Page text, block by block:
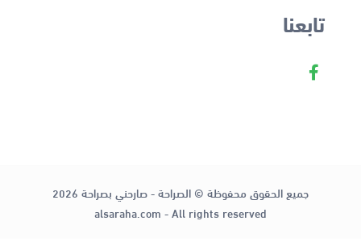
تابعنا
جميع الحقوق محفوظة © الصراحة - صارحني بصراحة 2026
alsaraha.com - All rights reserved